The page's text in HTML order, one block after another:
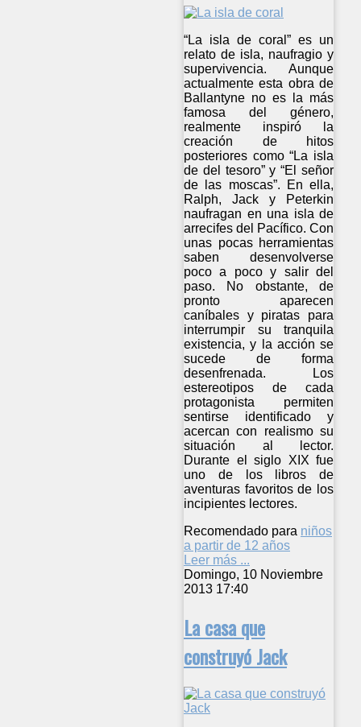
“La isla de coral” es un
relato de isla, naufragio y
supervivencia. Aunque
actualmente esta obra de
Ballantyne no es la más
famosa del género,
realmente inspiró la
creación de hitos
posteriores como “La isla
de del tesoro” y “El señor
de las moscas”. En ella,
Ralph, Jack y Peterkin
naufragan en una isla de
arrecifes del Pacífico. Con
unas pocas herramientas
saben desenvolverse
poco a poco y salir del
paso. No obstante, de
pronto aparecen
caníbales y piratas para
interrumpir su tranquila
existencia, y la acción se
sucede de forma
desenfrenada. Los
estereotipos de cada
protagonista permiten
sentirse identificado y
acercan con realismo su
situación al lector.
Durante el siglo XIX fue
uno de los libros de
aventuras favoritos de los
incipientes lectores.
Recomendado para niños
a partir de 12 años
Leer más ...
Domingo, 10 Noviembre
2013 17:40
La casa que
construyó Jack